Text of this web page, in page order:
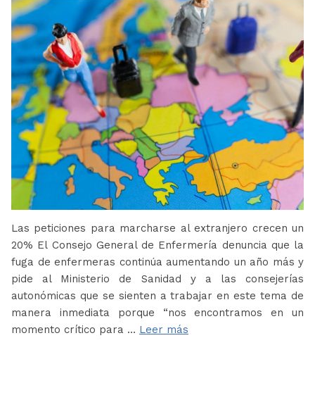
Las peticiones para marcharse al extranjero crecen un
20% El Consejo General de Enfermería denuncia que la
fuga de enfermeras continúa aumentando un año más y
pide al Ministerio de Sanidad y a las consejerías
autonómicas que se sienten a trabajar en este tema de
manera inmediata porque “nos encontramos en un
momento crítico para … Leer más